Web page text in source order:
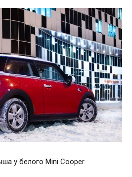
у белого Mini Cooper